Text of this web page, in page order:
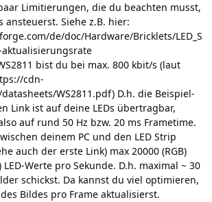
Limitierungen, die du beachten musst,
ansteuerst. Siehe z.B. hier:
de/doc/Hardware/Bricklets/LED_S
bist du bei max. 800 kbit/s (laut
cdn-
WS2811.pdf) D.h. die Beispiel-
Link ist auf deine LEDs übertragbar,
auf rund 50 Hz bzw. 20 ms Frametime.
deinem PC und den LED Strip
auch der erste Link) max 20000 (RGB)
LED-Werte pro Sekunde. D.h. maximal ~ 30
schickst. Da kannst du viel optimieren,
Bildes pro Frame aktualisierst.